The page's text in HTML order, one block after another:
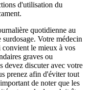
d'utilisation du
quotidienne au
Votre médecin
convient le mieux à vos
graves ou
devez discuter avec votre
prenez afin d'éviter tout
de noter que les